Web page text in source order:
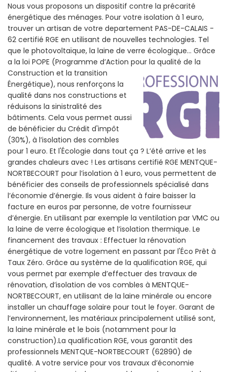
Nous vous proposons un dispositif contre la précarité
énergétique des ménages. Pour votre isolation à 1 euro,
trouver un artisan de votre departement PAS-DE-CALAIS -
62 certifié RGE en utilisant de nouvelles technologies. Tel
que le photovoltaïque, la laine de verre écologique... Grâce
a la loi POPE (Programme d’Action pour la qualité de la
Construction et la transition
Énergétique), nous renforçons la
qualité dans nos constructions et
réduisons la sinistralité des
bâtiments. Cela vous permet aussi
de bénéficier du Crédit d'impôt
(30%), à l’isolation des combles
pour 1 euro. Et l'Écologie dans tout ça ? L’été arrive et les
grandes chaleurs avec ! Les artisans certifié RGE MENTQUE-
NORTBECOURT pour l’isolation à 1 euro, vous permettent de
bénéficier des conseils de professionnels spécialisé dans
l’économie d’énergie. Ils vous aident à faire baisser la
facture en euros par personne, de votre fournisseur
d’énergie. En utilisant par exemple la ventilation par VMC ou
la laine de verre écologique et l’isolation thermique. Le
financement des travaux : Effectuer la rénovation
énergétique de votre logement en passant par l'Éco Prêt à
Taux Zéro. Grâce au système de la qualification RGE, qui
vous permet par exemple d’effectuer des travaux de
rénovation, d’isolation de vos combles à MENTQUE-
NORTBECOURT, en utilisant de la laine minérale ou encore
installer un chauffage solaire pour tout le foyer. Garant de
l’environnement, les matériaux principalement utilisé sont,
la laine minérale et le bois (notamment pour la
construction).La qualification RGE, vous garantit des
professionnels MENTQUE-NORTBECOURT (62890) de
qualité. A votre service pour vos travaux d’économie